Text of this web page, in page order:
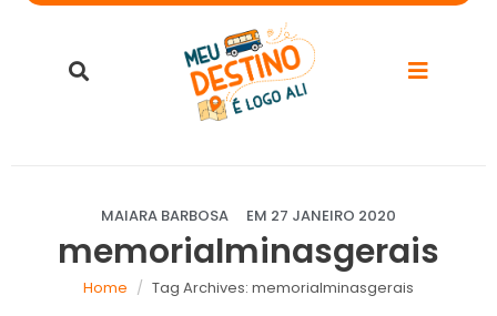
MAIARA BARBOSA EM 27 JANEIRO 2020
memorialminasgerais
Home Tag Archives: memorialminasgerais